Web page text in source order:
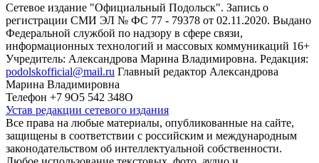
Сетевое издание "Официальный Подольск". Запись о
регистрации СМИ ЭЛ № ФС 77 - 79378 от 02.11.2020. Выдано
Федеральной службой по надзору в сфере связи,
информационных технологий и массовых коммуникаций 16+
Учредитель: Александрова Марина Владимировна. Редакция:
podolskofficial@mail.ru Главный редактор Александрова
Марина Владимировна
Телефон +7 9О5 542 348О
Устав редакции сетевого издания
Все права на любые материалы, опубликованные на сайте,
защищены в соответствии с российским и международным
законодательством об интеллектуальной собственности.